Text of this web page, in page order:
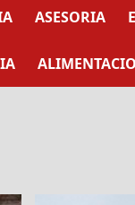
ASESORIA